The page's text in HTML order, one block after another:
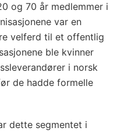
og 70 år medlemmer i
var en
velferd til et offentlig
ble kvinner
i norsk
de hadde formelle
dette segmentet i